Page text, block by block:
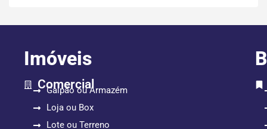
Imóveis
Comercial
Galpão ou Armazém
Loja ou Box
Lote ou Terreno